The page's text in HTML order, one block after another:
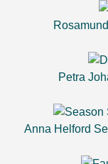
Petra
Anna Helford